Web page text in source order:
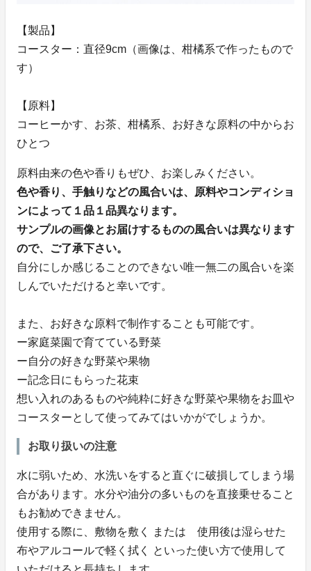
【製品】
コースター：直径9cm（画像は、柑橘系で作ったもので
す）
【原料】
コーヒーかす、お茶、柑橘系、お好きな原料の中からお
ひとつ
原料由来の色や香りもぜひ、お楽しみください。
色や香り、手触りなどの風合いは、原料やコンディショ
ンによって１品１品異なります。
サンプルの画像とお届けするものの風合いは異なります
ので、ご了承下さい。
自分にしか感じることのできない唯一無二の風合いを楽
しんでいただけると幸いです。
また、お好きな原料で制作することも可能です。
ー家庭菜園で育てている野菜
ー自分の好きな野菜や果物
ー記念日にもらった花束
想い入れのあるものや純粋に好きな野菜や果物をお皿や
コースターとして使ってみてはいかがでしょうか。
お取り扱いの注意
水に弱いため、水洗いをすると直ぐに破損してしまう場
合があります。水分や油分の多いものを直接乗せること
もお勧めできません。
使用する際に、敷物を敷く または 使用後は湿らせた
布やアルコールで軽く拭く といった使い方で使用して